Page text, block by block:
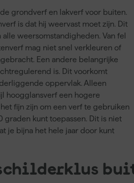
grondverf en lakverf voor buiten.
is dat hij weervast moet zijn. Dit
weersomstandigheden. Van fel
mag niet snel verkleuren of
Een andere belangrijke
is. Dit voorkomt
oppervlak. Alleen
hoogglansverf een hogere
fijn zijn om een verf te gebruiken
graden kunt toepassen. Dit is niet
je bijna het hele jaar door kunt